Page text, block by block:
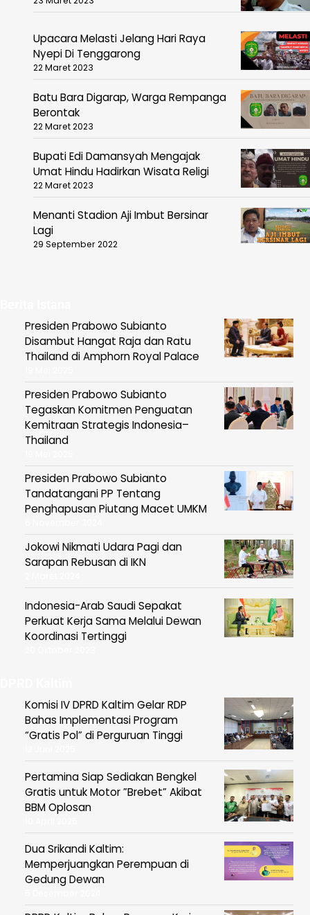
Upacara Melasti Jelang Hari Raya
Nyepi Di Tenggarong
22 Maret 2023
Batu Bara Digarap, Warga Rempanga
Berontak
22 Maret 2023
Bupati Edi Damansyah Mengajak
Umat Hindu Hadirkan Wisata Religi
22 Maret 2023
Menanti Stadion Aji Imbut Bersinar
Lagi
29 September 2022
Presiden Prabowo Subianto
Disambut Hangat Raja dan Ratu
Thailand di Amphorn Royal Palace
Presiden Prabowo Subianto
Tegaskan Komitmen Penguatan
Kemitraan Strategis Indonesia–
Thailand
Presiden Prabowo Subianto
Tandatangani PP Tentang
Penghapusan Piutang Macet UMKM
Jokowi Nikmati Udara Pagi dan
Sarapan Rebusan di IKN
Indonesia-Arab Saudi Sepakat
Perkuat Kerja Sama Melalui Dewan
Koordinasi Tertinggi
Komisi IV DPRD Kaltim Gelar RDP
Bahas Implementasi Program
“Gratis Pol” di Perguruan Tinggi
Pertamina Siap Sediakan Bengkel
Gratis untuk Motor ”Brebet” Akibat
BBM Oplosan
Dua Srikandi Kaltim:
Memperjuangkan Perempuan di
Gedung Dewan